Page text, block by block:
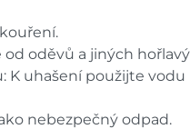
oděvů a jiných
K uhašení použijte
nebezpečný odpad.